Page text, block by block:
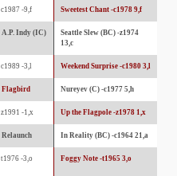
c1987 -9,f Sweetest Chant -c1978 9,f
A.P. Indy (IC)
Seattle Slew (BC) -z1974
13,c
c1989 -3,l Weekend Surprise -c1980 3,l
Flagbird Nureyev (C) -c1977 5,h
z1991 -1,x Up the Flagpole -z1978 1,x
Relaunch In Reality (BC) -c1964 21,a
t1976 -3,o Foggy Note -t1965 3,o